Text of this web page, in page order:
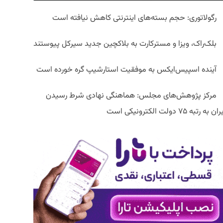
رگولاتوری: حجم بسته‌های اینترنتی کاهش نیافته است
بلک‌راک، ویزا و مسترکارت به بلاکچین جدید سیرکل پیوستند
آینده اسپیس‌ایکس به موفقیت استارشیپ گره خورده است
مرکز پژوهش‌های مجلس: هماهنگی نهادی شرط رسیدن
به رتبه ۷۵ دولت الکترونیکی است